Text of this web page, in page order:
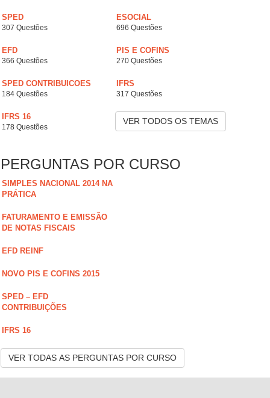
SPED
307 Questões
ESOCIAL
696 Questões
EFD
366 Questões
PIS E COFINS
270 Questões
SPED CONTRIBUICOES
184 Questões
IFRS
317 Questões
IFRS 16
178 Questões
VER TODOS OS TEMAS
PERGUNTAS POR CURSO
SIMPLES NACIONAL 2014 NA
PRÁTICA
FATURAMENTO E EMISSÃO
DE NOTAS FISCAIS
EFD REINF
NOVO PIS E COFINS 2015
SPED – EFD
CONTRIBUIÇÕES
IFRS 16
VER TODAS AS PERGUNTAS POR CURSO